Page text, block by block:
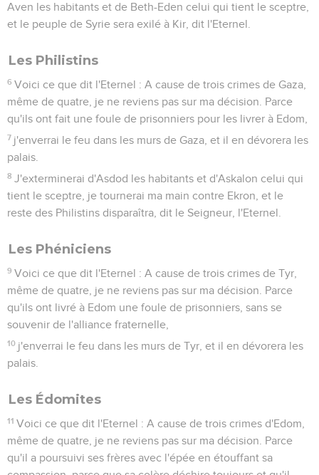
Aven les habitants et de Beth-Eden celui qui tient le sceptre,
et le peuple de Syrie sera exilé à Kir, dit l'Eternel.
Les Philistins
6 Voici ce que dit l'Eternel : A cause de trois crimes de Gaza,
même de quatre, je ne reviens pas sur ma décision. Parce
qu'ils ont fait une foule de prisonniers pour les livrer à Edom,
7 j'enverrai le feu dans les murs de Gaza, et il en dévorera les
palais.
8 J'exterminerai d'Asdod les habitants et d'Askalon celui qui
tient le sceptre, je tournerai ma main contre Ekron, et le
reste des Philistins disparaîtra, dit le Seigneur, l'Eternel.
Les Phéniciens
9 Voici ce que dit l'Eternel : A cause de trois crimes de Tyr,
même de quatre, je ne reviens pas sur ma décision. Parce
qu'ils ont livré à Edom une foule de prisonniers, sans se
souvenir de l'alliance fraternelle,
10 j'enverrai le feu dans les murs de Tyr, et il en dévorera les
palais.
Les Édomites
11 Voici ce que dit l'Eternel : A cause de trois crimes d'Edom,
même de quatre, je ne reviens pas sur ma décision. Parce
qu'il a poursuivi ses frères avec l'épée en étouffant sa